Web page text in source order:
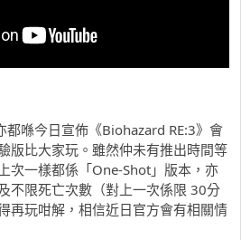
喺今日宣佈《Biohazard RE:3》會
版比大家玩。雖然仲未有推出時間等
次一樣都係「One-Shot」版本，亦
不限死亡次數（對上一次係限 30分
再玩咁解，相信近日官方會有相關情